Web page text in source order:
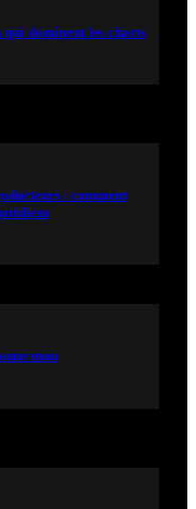
dominent les charts
: comment
mou